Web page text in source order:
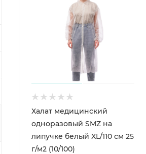
Халат медицинский
одноразовый SMZ на
липучке белый XL/110 см 25
г/м2 (10/100)